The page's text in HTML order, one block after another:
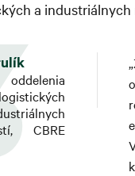
a industriálnych
CBRE